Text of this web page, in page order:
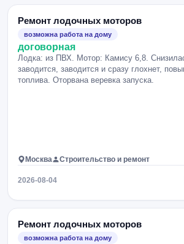
Ремонт лодочных моторов
возможна работа на дому
договорная
Лодка: из ПВХ. Мотор: Камису 6,8.
заводится, заводится и сразу глохнет,
топлива. Оторвана веревка запуска.
Москва Строительство и ремонт
2026-08-04
Ремонт лодочных моторов
возможна работа на дому